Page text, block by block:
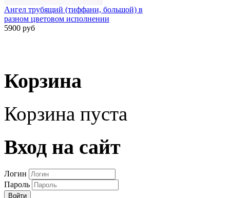
Ангел трубящий (тиффани, большой) в
разном цветовом исполнении
5900 руб
Корзина
Корзина пуста
Вход на сайт
Логин
Пароль
Войти